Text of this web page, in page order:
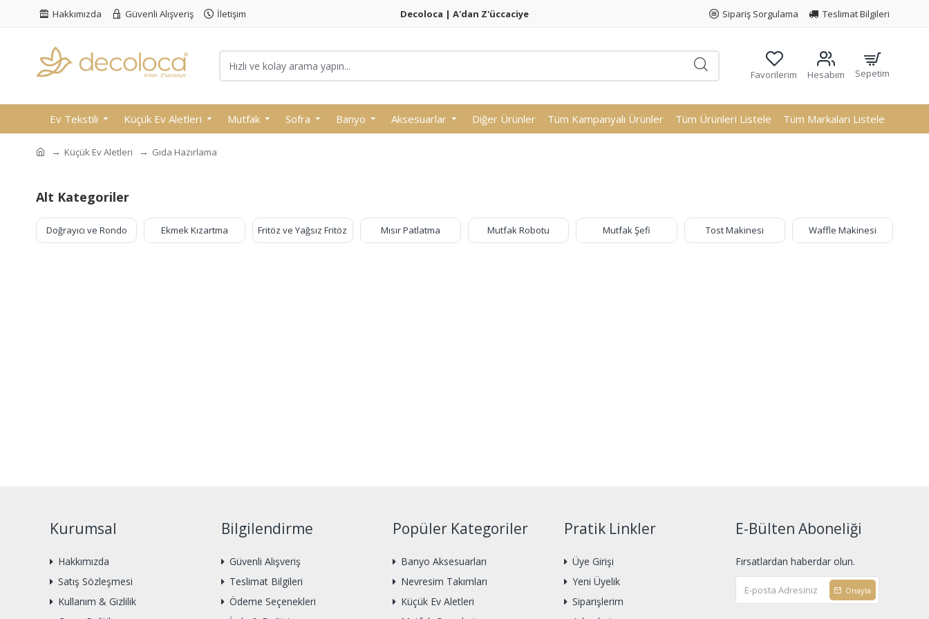
Hakkımızda Güvenli Alışveriş İletişim Decoloca | A'dan Z'üccaciye Sipariş Sorgulama Teslimat Bilgileri
Favorilerim Hesabım Sepetim
Ev Tekstili Küçük Ev Aletleri Mutfak Sofra Banyo Aksesuarlar Diğer Ürünler Tüm Kampanyalı Ürünler Tüm Ürünleri Listele Tüm Markaları Listele
Küçük Ev Aletleri Gıda Hazırlama
Alt Kategoriler
Doğrayıcı ve Rondo Ekmek Kızartma Fritöz ve Yağsız Fritöz Mısır Patlatma Mutfak Robotu Mutfak Şefi Tost Makinesi Waffle Makinesi
Kurumsal
Hakkımızda
Satış Sözleşmesi
Kullanım & Gizlilik
Bilgilendirme
Güvenli Alışveriş
Teslimat Bilgileri
Ödeme Seçenekleri
Popüler Kategoriler
Banyo Aksesuarları
Nevresim Takımları
Küçük Ev Aletleri
Pratik Linkler
Üye Girişi
Yeni Üyelik
Siparişlerim
E-Bülten Aboneliği
Fırsatlardan haberdar olun.
Onayla